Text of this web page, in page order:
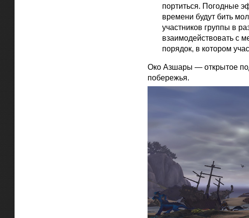
портиться. Погодные
времени будут бить
участников группы в
взаимодействовать с
порядок, в котором
Око Азшары — открытое
побережья.